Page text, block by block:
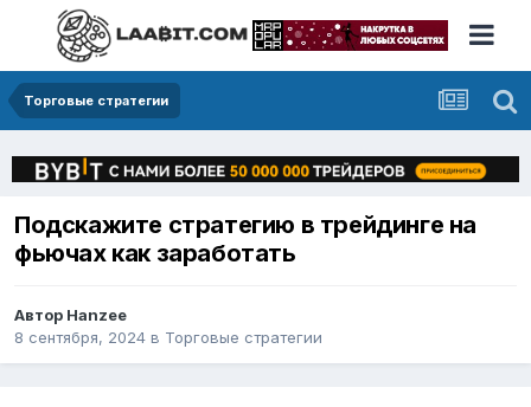
Торговые стратегии
Подскажите стратегию в трейдинге на
фьючах как заработать
Автор Hanzee
8 сентября, 2024 в Торговые стратегии